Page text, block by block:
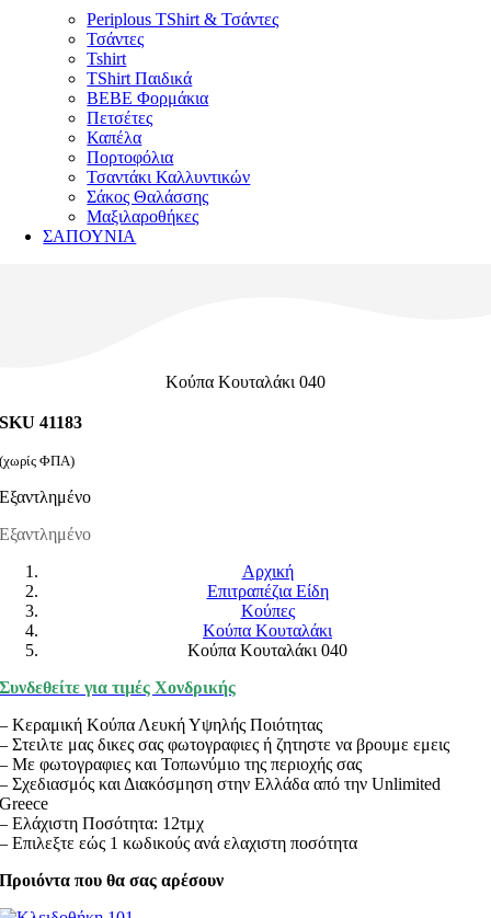
Periplous TShirt & Τσάντες
Τσάντες
Tshirt
TShirt Παιδικά
ΒΕΒΕ Φορμάκια
Πετσέτες
Καπέλα
Πορτοφόλια
Τσαντάκι Καλλυντικών
Σάκος Θαλάσσης
Μαξιλαροθήκες
ΣΑΠΟΥΝΙΑ
Κούπα Κουταλάκι 040
SKU 41183
(χωρίς ΦΠΑ)
Εξαντλημένο
Εξαντλημένο
Αρχική
Επιτραπέζια Είδη
Κούπες
Κούπα Κουταλάκι
Κούπα Κουταλάκι 040
Συνδεθείτε για τιμές Χονδρικής
– Κεραμική Κούπα Λευκή Υψηλής Ποιότητας
– Στειλτε μας δικες σας φωτογραφιες ή ζητηστε να βρουμε εμεις
– Με φωτογραφιες και Τοπωνύμιο της περιοχής σας
– Σχεδιασμός και Διακόσμηση στην Ελλάδα από την Unlimited
Greece
– Ελάχιστη Ποσότητα: 12τμχ
– Επιλεξτε εώς 1 κωδικούς ανά ελαχιστη ποσότητα
Προιόντα που θα σας αρέσουν